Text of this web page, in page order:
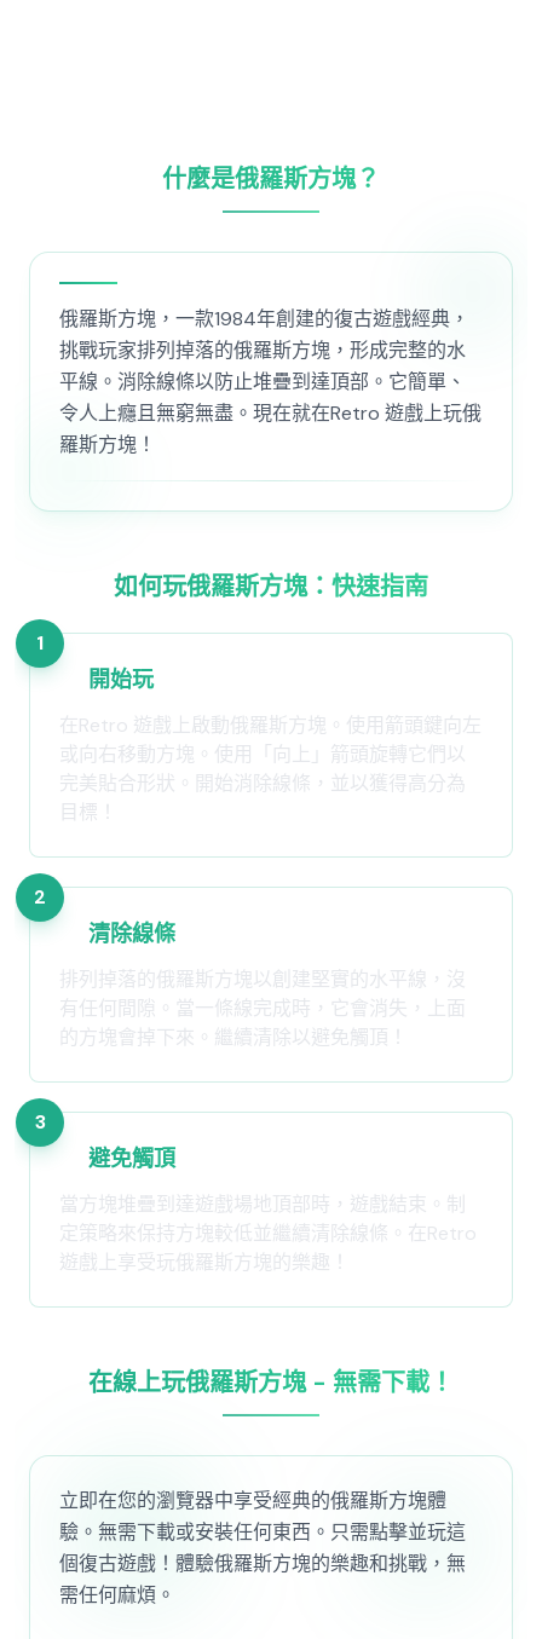
什麼是俄羅斯方塊？
俄羅斯方塊，一款1984年創建的復古遊戲經典，
挑戰玩家排列掉落的俄羅斯方塊，形成完整的水
平線。消除線條以防止堆疊到達頂部。它簡單、
令人上癮且無窮無盡。現在就在Retro 遊戲上玩俄
羅斯方塊！
如何玩俄羅斯方塊：快速指南
1
開始玩
在Retro 遊戲上啟動俄羅斯方塊。使用箭頭鍵向左
或向右移動方塊。使用「向上」箭頭旋轉它們以
完美貼合形狀。開始消除線條，並以獲得高分為
目標！
2
清除線條
排列掉落的俄羅斯方塊以創建堅實的水平線，沒
有任何間隙。當一條線完成時，它會消失，上面
的方塊會掉下來。繼續清除以避免觸頂！
3
避免觸頂
當方塊堆疊到達遊戲場地頂部時，遊戲結束。制
定策略來保持方塊較低並繼續清除線條。在Retro
遊戲上享受玩俄羅斯方塊的樂趣！
在線上玩俄羅斯方塊 - 無需下載！
立即在您的瀏覽器中享受經典的俄羅斯方塊體
驗。無需下載或安裝任何東西。只需點擊並玩這
個復古遊戲！體驗俄羅斯方塊的樂趣和挑戰，無
需任何麻煩。